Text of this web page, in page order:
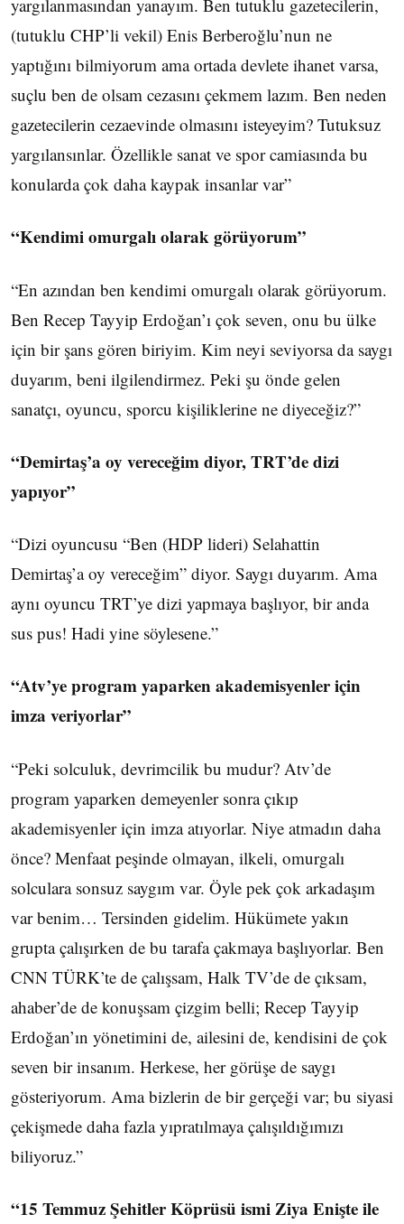
yargılanmasından yanayım. Ben tutuklu gazetecilerin,
(tutuklu CHP’li vekil) Enis Berberoğlu’nun ne
yaptığını bilmiyorum ama ortada devlete ihanet varsa,
suçlu ben de olsam cezasını çekmem lazım. Ben neden
gazetecilerin cezaevinde olmasını isteyeyim? Tutuksuz
yargılansınlar. Özellikle sanat ve spor camiasında bu
konularda çok daha kaypak insanlar var”
“Kendimi omurgalı olarak görüyorum”
“En azından ben kendimi omurgalı olarak görüyorum.
Ben Recep Tayyip Erdoğan’ı çok seven, onu bu ülke
için bir şans gören biriyim. Kim neyi seviyorsa da saygı
duyarım, beni ilgilendirmez. Peki şu önde gelen
sanatçı, oyuncu, sporcu kişiliklerine ne diyeceğiz?”
“Demirtaş’a oy vereceğim diyor, TRT’de dizi
yapıyor”
“Dizi oyuncusu “Ben (HDP lideri) Selahattin
Demirtaş’a oy vereceğim” diyor. Saygı duyarım. Ama
aynı oyuncu TRT’ye dizi yapmaya başlıyor, bir anda
sus pus! Hadi yine söylesene.”
“Atv’ye program yaparken akademisyenler için
imza veriyorlar”
“Peki solculuk, devrimcilik bu mudur? Atv’de
program yaparken demeyenler sonra çıkıp
akademisyenler için imza atıyorlar. Niye atmadın daha
önce? Menfaat peşinde olmayan, ilkeli, omurgalı
solculara sonsuz saygım var. Öyle pek çok arkadaşım
var benim… Tersinden gidelim. Hükümete yakın
grupta çalışırken de bu tarafa çakmaya başlıyorlar. Ben
CNN TÜRK’te de çalışsam, Halk TV’de de çıksam,
ahaber’de de konuşsam çizgim belli; Recep Tayyip
Erdoğan’ın yönetimini de, ailesini de, kendisini de çok
seven bir insanım. Herkese, her görüşe de saygı
gösteriyorum. Ama bizlerin de bir gerçeği var; bu siyasi
çekişmede daha fazla yıpratılmaya çalışıldığımızı
biliyoruz.”
“15 Temmuz Şehitler Köprüsü ismi Ziya Enişte ile